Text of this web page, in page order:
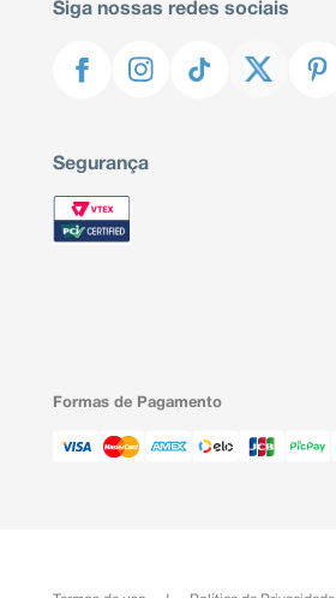
Siga nossas redes sociais
Segurança
Formas de Pagamento